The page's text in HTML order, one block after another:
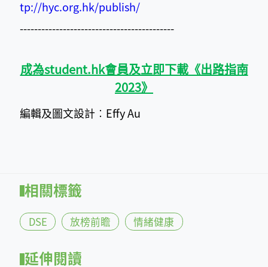
tp://hyc.org.hk/publish/
-------------------------------------------
成為student.hk會員及立即下載《出路指南
2023》
編輯及圖文設計︰Effy Au
相關標籤
DSE 放榜前瞻 情緒健康
延伸閱讀